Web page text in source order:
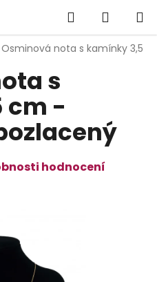
Hledat
KOŠÍK
Osminová nota s kamínky 3,5
s
cm -
hodnocení